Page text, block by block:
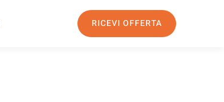
RICEVI OFFERTA